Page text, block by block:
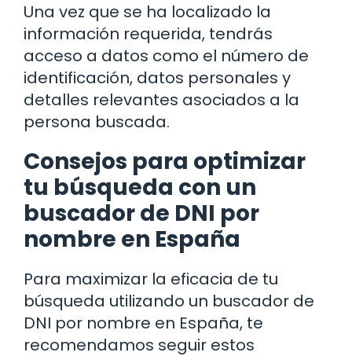
Una vez que se ha localizado la
información requerida, tendrás
acceso a datos como el número de
identificación, datos personales y
detalles relevantes asociados a la
persona buscada.
Consejos para optimizar
tu búsqueda con un
buscador de DNI por
nombre en España
Para maximizar la eficacia de tu
búsqueda utilizando un buscador de
DNI por nombre en España, te
recomendamos seguir estos